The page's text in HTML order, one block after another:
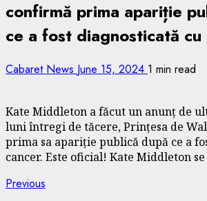
confirmă prima apariție
ce a fost diagnosticată cu
Cabaret News June 15, 2024 1 min read
Kate Middleton a făcut un anunț de
luni întregi de tăcere, Prințesa de
prima sa apariție publică după ce a
cancer. Este oficial! Kate Middleton
Continue
Previous